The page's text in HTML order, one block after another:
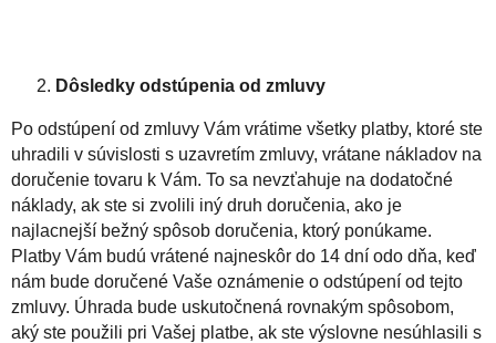
Dôsledky odstúpenia od zmluvy
Po odstúpení od zmluvy Vám vrátime všetky platby, ktoré ste
uhradili v súvislosti s uzavretím zmluvy, vrátane nákladov na
doručenie tovaru k Vám. To sa nevzťahuje na dodatočné
náklady, ak ste si zvolili iný druh doručenia, ako je
najlacnejší bežný spôsob doručenia, ktorý ponúkame.
Platby Vám budú vrátené najneskôr do 14 dní odo dňa, keď
nám bude doručené Vaše oznámenie o odstúpení od tejto
zmluvy. Úhrada bude uskutočnená rovnakým spôsobom,
aký ste použili pri Vašej platbe, ak ste výslovne nesúhlasili s